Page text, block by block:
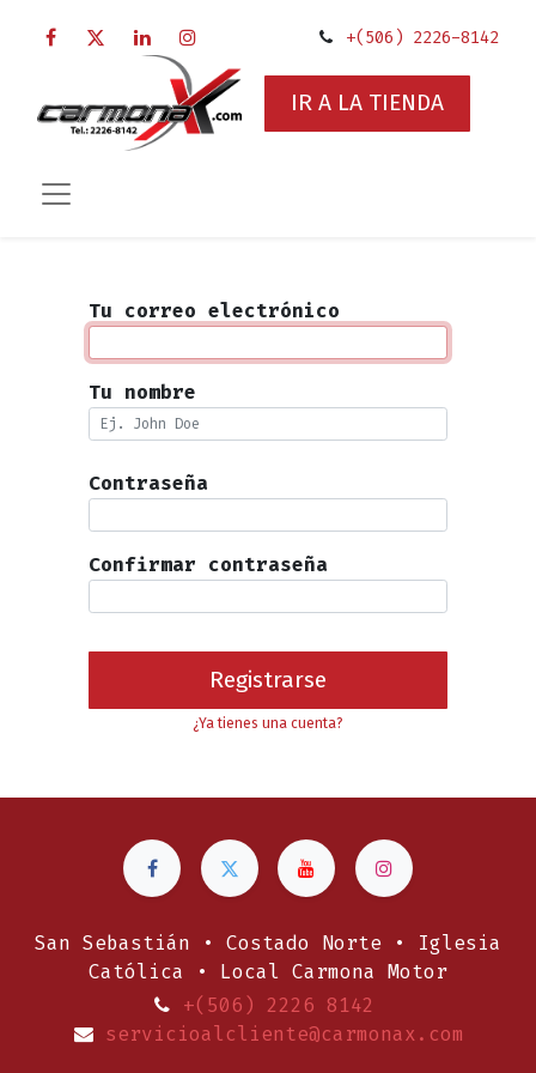
+(506) 2226-8142
IR A LA TIENDA
Tu correo electrónico
Tu nombre
Contraseña
Confirmar contraseña
Registrarse
¿Ya tienes una cuenta?
San Sebastián • Costado Norte • Iglesia
Católica • Local Carmona Motor
+(506) 2226 8142
servicioalcliente@carmonax.com